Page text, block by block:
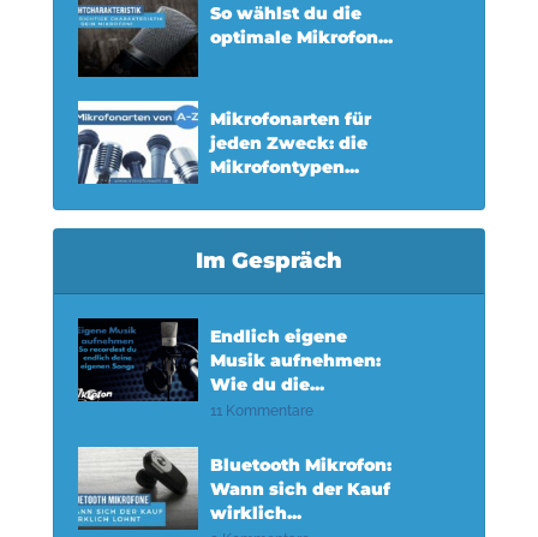
So wählst du die
optimale Mikrofon...
Mikrofonarten für
jeden Zweck: die
Mikrofontypen...
Im Gespräch
Endlich eigene
Musik aufnehmen:
Wie du die...
11 Kommentare
Bluetooth Mikrofon:
Wann sich der Kauf
wirklich...